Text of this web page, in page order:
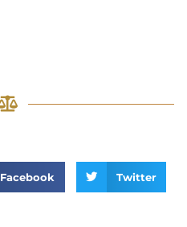
Facebook Twitter